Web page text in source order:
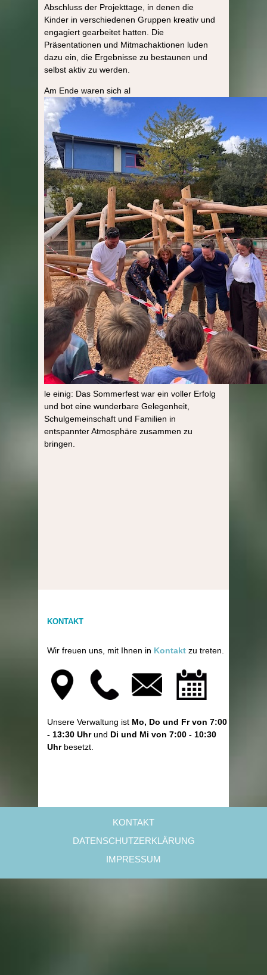
Abschluss der Projekttage, in denen die
Kinder in verschiedenen Gruppen kreativ und
engagiert gearbeitet hatten. Die
Präsentationen und Mitmachaktionen luden
dazu ein, die Ergebnisse zu bestaunen und
selbst aktiv zu werden.
Am Ende waren sich al
le einig: Das Sommerfest war ein voller Erfolg
und bot eine wunderbare Gelegenheit,
Schulgemeinschaft und Familien in
entspannter Atmosphäre zusammen zu
bringen.
KONTAKT
Wir freuen uns, mit Ihnen in Kontakt zu treten.
Unsere Verwaltung ist Mo, Do und Fr von 7:00
- 13:30 Uhrund Di und Mi von 7:00 - 10:30
Uhrbesetzt.
KONTAKT
DATENSCHUTZERKLÄRUNG
IMPRESSUM